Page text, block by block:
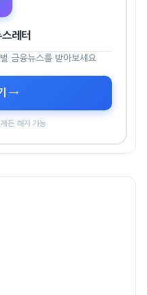
레터
금융뉴스를 받아보세요
→
든 해지 가능